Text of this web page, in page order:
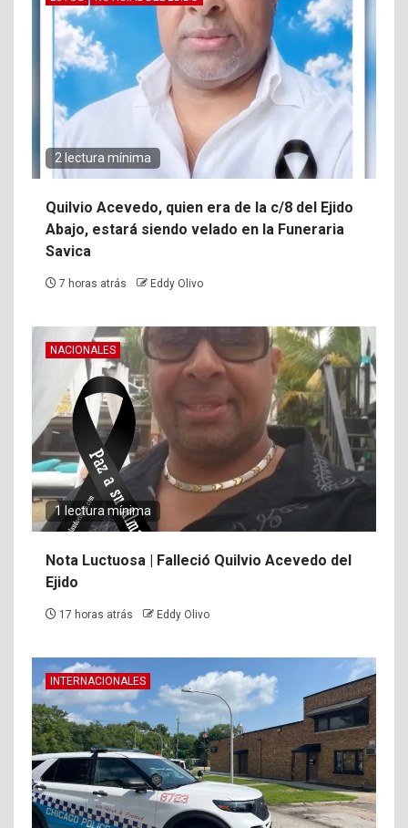
2 lectura mínima
Quilvio Acevedo, quien era de la c/8 del Ejido
Abajo, estará siendo velado en la Funeraria
Savica
7 horas atrás Eddy Olivo
NACIONALES
1 lectura mínima
Nota Luctuosa | Falleció Quilvio Acevedo del
Ejido
17 horas atrás Eddy Olivo
INTERNACIONALES